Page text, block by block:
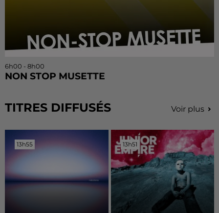
6h00 - 8h00
NON STOP MUSETTE
TITRES DIFFUSÉS Voir plus
13h55
13h55 13h51
13h51